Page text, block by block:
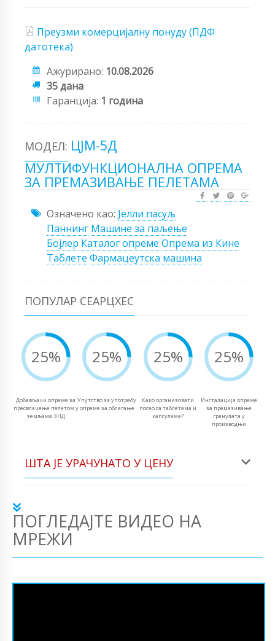
Преузми комерцијалну понуду (ПДФ
датотека)
Ажурирано: 10.08.2026
35 дана
Гаранција: 1 година
МОДЕЛ: ЦЈМ-5Д
МУЛТИФУНКЦИОНАЛНА ОПРЕМА
ЗА ПРЕМАЗИВАЊЕ ПЕЛЕТАМА
Означено као: Јелли пасуљ
Паннинг Машине за паљење
Бојлер Каталог опреме Опрема из Кине
Таблете Фармацеутска машина
ПОПУЛАР СЕАРЦХЕС
25%
Добављачи опреме за
пресвлачење пелетом у
земљама ЗНД
25%
Упутство за употребу
опреме за облагање
25%
Како организовати
посао са таблетама и
капсулама?
25%
Инсталација опреме
за премазивање
гранулата у
производњи
ШТА ЈЕ УРАЧУНАТО У ЦЕНУ
ПОГЛЕДАЈТЕ ВИДЕО НА
МРЕЖИ